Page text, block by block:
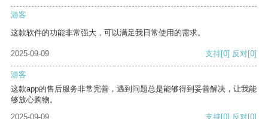
游客
这款软件的功能非常强大，可以满足我日常使用的需求。
2025-09-09 支持[0] 反对[0]
游客
这款app的售后服务非常完善，遇到问题总是能够得到妥善解决，让我能
够放心购物。
2025-09-09
支持[0] 反对[0]